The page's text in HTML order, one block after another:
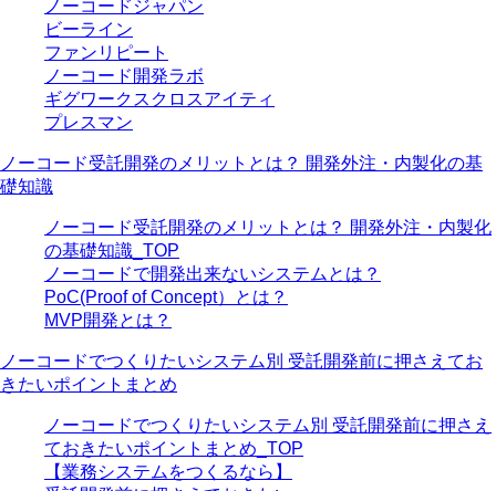
ノーコードジャパン
ビーライン
ファンリピート
ノーコード開発ラボ
ギグワークスクロスアイティ
プレスマン
ノーコード受託開発のメリットとは？ 開発外注・内製化の基
礎知識
ノーコード受託開発のメリットとは？ 開発外注・内製化
の基礎知識_TOP
ノーコードで開発出来ないシステムとは？
PoC(Proof of Concept）とは？
MVP開発とは？
ノーコードでつくりたいシステム別 受託開発前に押さえてお
きたいポイントまとめ
ノーコードでつくりたいシステム別 受託開発前に押さえ
ておきたいポイントまとめ_TOP
【業務システムをつくるなら】